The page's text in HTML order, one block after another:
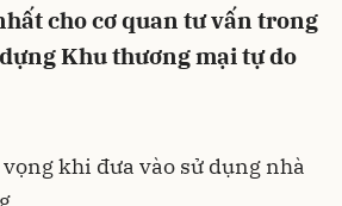
cho cơ quan tư vấn trong
Khu thương mại tự do
khi đưa vào sử dụng nhà